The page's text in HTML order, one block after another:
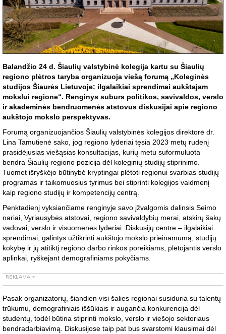
Balandžio 24 d. Šiaulių valstybinė kolegija kartu su Šiaulių
regiono plėtros taryba organizuoja viešą forumą „Koleginės
studijos Šiaurės Lietuvoje: ilgalaikiai sprendimai aukštajam
mokslui regione“. Renginys suburs politikos, savivaldos, verslo
ir akademinės bendruomenės atstovus diskusijai apie regiono
aukštojo mokslo perspektyvas.
Forumą organizuojančios Šiaulių valstybinės kolegijos direktorė dr.
Lina Tamutienė sako, jog regiono lyderiai tęsia 2023 metų rudenį
prasidėjusias viešąsias konsultacijas, kurių metu suformuluota
bendra Šiaulių regiono pozicija dėl koleginių studijų stiprinimo.
Tuomet išryškėjo būtinybė kryptingai plėtoti regionui svarbias studijų
programas ir taikomuosius tyrimus bei stiprinti kolegijos vaidmenį
kaip regiono studijų ir kompetencijų centrą.
Penktadienį vyksiančiame renginyje savo įžvalgomis dalinsis Seimo
nariai, Vyriausybės atstovai, regiono savivaldybių merai, atskirų šakų
vadovai, verslo ir visuomenės lyderiai. Diskusijų centre – ilgalaikiai
sprendimai, galintys užtikrinti aukštojo mokslo prieinamumą, studijų
kokybę ir jų atitiktį regiono darbo rinkos poreikiams, plėtojantis verslo
aplinkai, ryškėjant demografiniams pokyčiams.
Pasak organizatorių, šiandien visi šalies regionai susiduria su talentų
trūkumu, demografiniais iššūkiais ir augančia konkurencija dėl
studentų, todėl būtina stiprinti mokslo, verslo ir viešojo sektoriaus
bendradarbiavimą. Diskusijose taip pat bus svarstomi klausimai dėl